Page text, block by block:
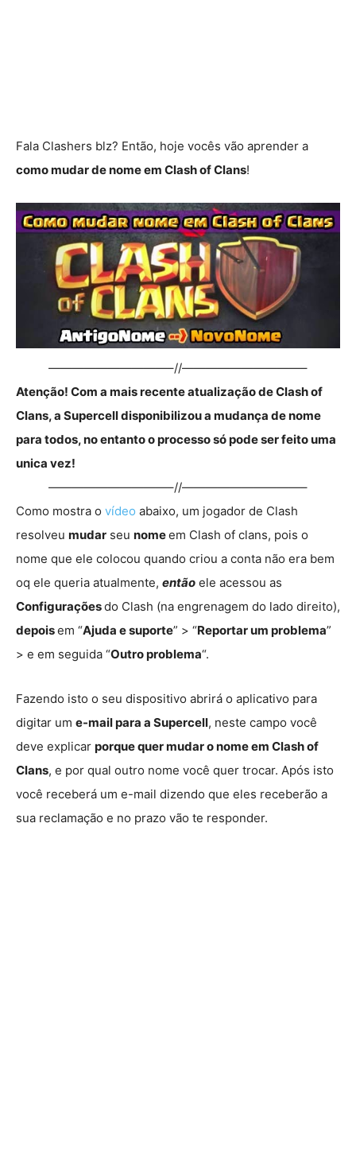
Fala Clashers blz? Então, hoje vocês vão aprender a
como mudar de nome em Clash of Clans!
——————————–//——————————–
Atenção! Com a mais recente atualização de Clash of
Clans, a Supercell disponibilizou a mudança de nome
para todos, no entanto o processo só pode ser feito uma
unica vez!
——————————–//——————————–
Como mostra o vídeo abaixo, um jogador de Clash
resolveu mudar seu nomeem Clash of clans, pois o
nome que ele colocou quando criou a conta não era bem
oq ele queria atualmente, então ele acessou as
Configuraçõesdo Clash (na engrenagem do lado direito),
depoisem “Ajuda e suporte” > “Reportar um problema”
> e em seguida “Outro problema“.
Fazendo isto o seu dispositivo abrirá o aplicativo para
digitar um e-mail para a Supercell, neste campo você
deve explicar porque quer mudar o nome em Clash of
Clans, e por qual outro nome você quer trocar. Após isto
você receberá um e-mail dizendo que eles receberão a
sua reclamação e no prazo vão te responder.